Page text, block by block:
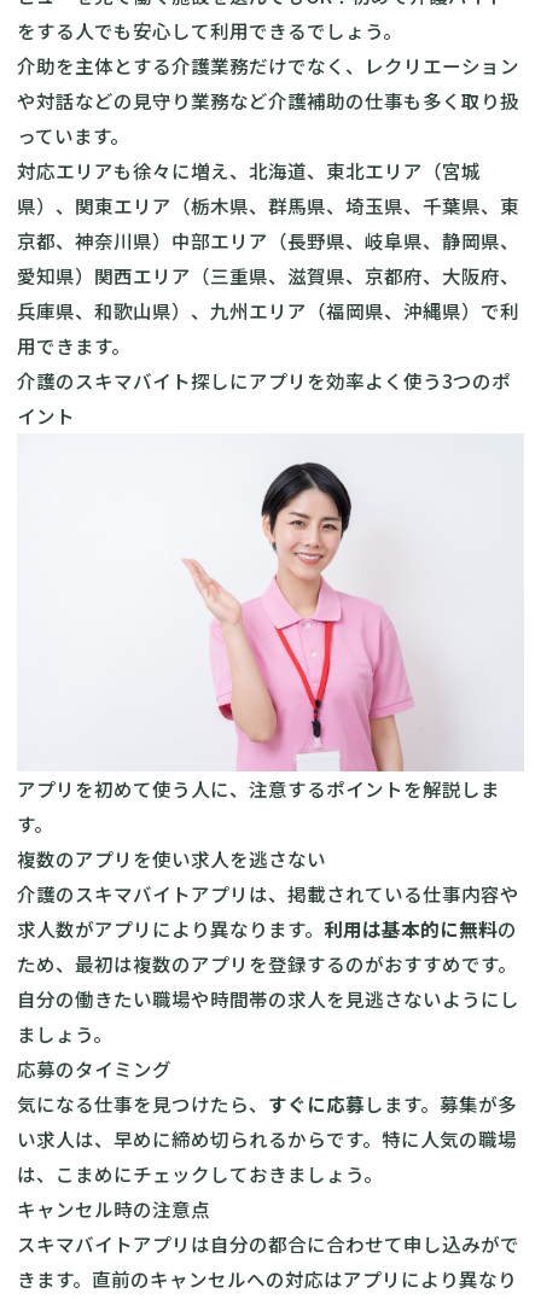
をする人でも安心して利用できるでしょう。
介助を主体とする介護業務だけでなく、レクリエーション
や対話などの見守り業務など介護補助の仕事も多く取り扱
っています。
対応エリアも徐々に増え、北海道、東北エリア（宮城
県）、関東エリア（栃木県、群馬県、埼玉県、千葉県、東
京都、神奈川県）中部エリア（長野県、岐阜県、静岡県、
愛知県）関西エリア（三重県、滋賀県、京都府、大阪府、
兵庫県、和歌山県）、九州エリア（福岡県、沖縄県）で利
用できます。
介護のスキマバイト探しにアプリを効率よく使う3つのポ
イント
アプリを初めて使う人に、注意するポイントを解説しま
す。
複数のアプリを使い求人を逃さない
介護のスキマバイトアプリは、掲載されている仕事内容や
求人数がアプリにより異なります。 利用は基本的に無料の
ため、最初は複数のアプリを登録するのがおすすめです。
自分の働きたい職場や時間帯の求人を見逃さないようにし
ましょう。
応募のタイミング
気になる仕事を見つけたら、 すぐに応募します。募集が多
い求人は、早めに締め切られるからです。特に人気の職場
は、こまめにチェックしておきましょう。
キャンセル時の注意点
スキマバイトアプリは自分の都合に合わせて申し込みがで
きます。直前のキャンセルへの対応はアプリにより異なり